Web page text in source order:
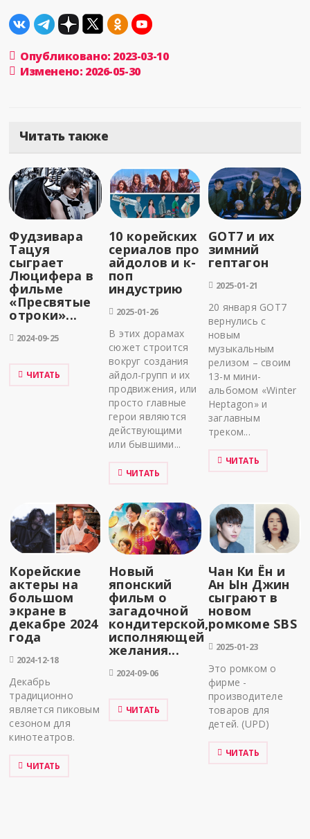
Опубликовано: 2023-03-10
Изменено: 2026-05-30
Читать также
Фудзивара
Тацуя
сыграет
Люцифера в
фильме
«Пресвятые
отроки»...
2024-09-25
ЧИТАТЬ
10 корейских
сериалов про
айдолов и к-
поп
индустрию
2025-01-26
В этих дорамах
сюжет строится
вокруг создания
айдол-групп и их
продвижения, или
просто главные
герои являются
действующими
или бывшими...
ЧИТАТЬ
GOT7 и их
зимний
гептагон
2025-01-21
20 января GOT7
вернулись с
новым
музыкальным
релизом – своим
13-м мини-
альбомом «Winter
Heptagon» и
заглавным
треком...
ЧИТАТЬ
Корейские
актеры на
большом
экране в
декабре 2024
года
2024-12-18
Декабрь
традиционно
является пиковым
сезоном для
кинотеатров.
ЧИТАТЬ
Новый
японский
фильм о
загадочной
кондитерской,
исполняющей
желания...
2024-09-06
ЧИТАТЬ
Чан Ки Ён и
Ан Ын Джин
сыграют в
новом
ромкоме SBS
2025-01-23
Это ромком о
фирме -
производителе
товаров для
детей. (UPD)
ЧИТАТЬ